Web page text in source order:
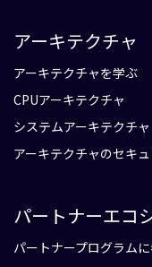
アーキテクチャ
アーキテクチャを学ぶ
CPUアーキテクチャ
システムアーキテクチャ
アーキテクチャのセキ
パートナーエコ
パートナープログラム